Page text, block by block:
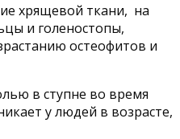
хрящевой ткани, на
и голеностопы,
остеофитов и
в ступне во время
у людей в возрасте,